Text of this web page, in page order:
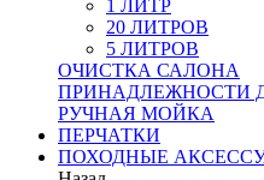
1 ЛИТР
20 ЛИТРОВ
5 ЛИТРОВ
ОЧИСТКА САЛОНА
ПРИНАДЛЕЖНОСТИ
РУЧНАЯ МОЙКА
ПЕРЧАТКИ
ПОХОДНЫЕ